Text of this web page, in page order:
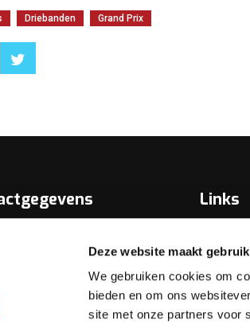
Deze website maakt
We gebruiken cookies om
bieden en om ons
site met onze partners voor
Driebanden Grand Prix
Nederlandse Biljart
Links